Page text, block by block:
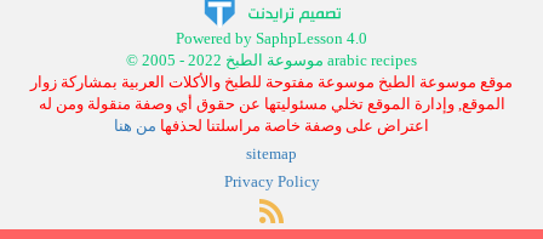
Powered by SaphpLesson 4.0
© 2005 - 2022 موسوعة الطبخ arabic recipes
موقع موسوعة الطبخ موسوعة مفتوحة للطبخ والأكلات العربية بمشاركة زوار
الموقع, وإدارة الموقع تخلي مسئوليتها عن حقوق أي وصفة منقولة ومن له
اعتراض على وصفة خاصة مراسلتنا لحذفها من هنا
sitemap
Privacy Policy